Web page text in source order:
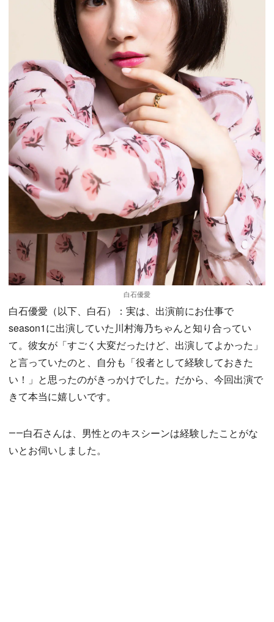
白石優愛
白石優愛（以下、白石）：実は、出演前にお仕事で
season1に出演していた川村海乃ちゃんと知り合ってい
て。彼女が「すごく大変だったけど、出演してよかった」
と言っていたのと、自分も「役者として経験しておきた
い！」と思ったのがきっかけでした。だから、今回出演で
きて本当に嬉しいです。
――白石さんは、男性とのキスシーンは経験したことがな
いとお伺いしました。